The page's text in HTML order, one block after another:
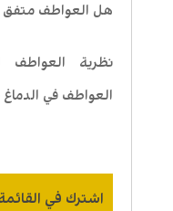
هل العواطف متفق
نظرية
العواطف في
اشترك في